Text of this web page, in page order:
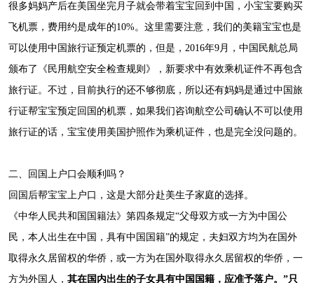
很多妈妈产后在美国坐完月子就会带着宝宝回到中国，小宝宝要购买
飞机票，费用约是成年的10%。这里需要注意，我们的美籍宝宝也是
可以使用中国旅行证预定机票的，但是，2016年9月，中国民航总局
颁布了《民用航空安全检查规则》，新要求中有效乘机证件不再包含
旅行证。不过，目前执行的还不够彻底，所以还有妈妈是通过中国旅
行证帮宝宝预定回国的机票，如果我们咨询航空公司确认不可以使用
旅行证的话，宝宝使用美国护照作为乘机证件，也是完全没问题的。
二、回国上户口会顺利吗？
回国后帮宝宝上户口，这是大部分赴美生子家庭的选择。
《中华人民共和国国籍法》第四条规定“父母双方或一方为中国公
民，本人出生在中国，具有中国国籍”的规定，夫妇双方均为在国外
取得永久居留权的华侨，或一方为在国外取得永久居留权的华侨，一
方为外国人， 其在国内出生的子女具有中国国籍，应准予落户。”只